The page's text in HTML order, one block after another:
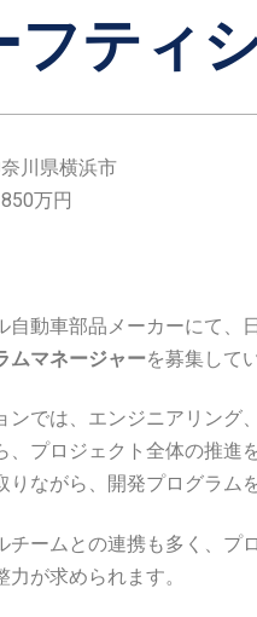
フティ
川県横浜市
850万円
自動車部品メーカーにて、
ムマネージャーを募集して
ンでは、エンジニアリング
、プロジェクト全体の推進
りながら、開発プログラム
チームとの連携も多く、プ
力が求められます。